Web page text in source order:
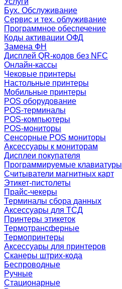
Бух. Обслуживание
Сервис и тех. облуживание
Программное обеспечение
Коды активации ОФД
Замена ФН
Дисплей QR-кодов без NFC
Онлайн-кассы
Чековые принтеры
Настольные принтеры
Мобильные принтеры
POS оборудование
POS-терминалы
POS-компьютеры
POS-мониторы
Сенсорные POS мониторы
Аксессуары к мониторам
Дисплеи покупателя
Программируемые клавиатуры
Считыватели магнитных карт
Этикет-пистолеты
Прайс-чекеры
Терминалы сбора данных
Аксессуары для ТСД
Принтеры этикеток
Термотрансферные
Термопринтеры
Аксессуары для принтеров
Сканеры штрих-кода
Беспроводные
Ручные
Стационарные